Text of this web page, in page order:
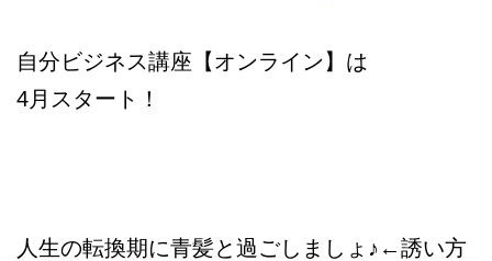
自分ビジネス講座【オンライン】は
4月スタート！
人生の転換期に青髪と過ごしましょ♪←誘い方